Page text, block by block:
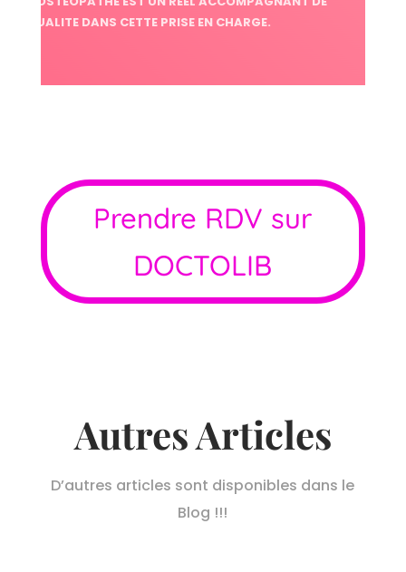
QUALITE DANS CETTE PRISE EN CHARGE.
Prendre RDV sur
DOCTOLIB
Autres Articles
D’autres articles sont disponibles dans le
Blog !!!